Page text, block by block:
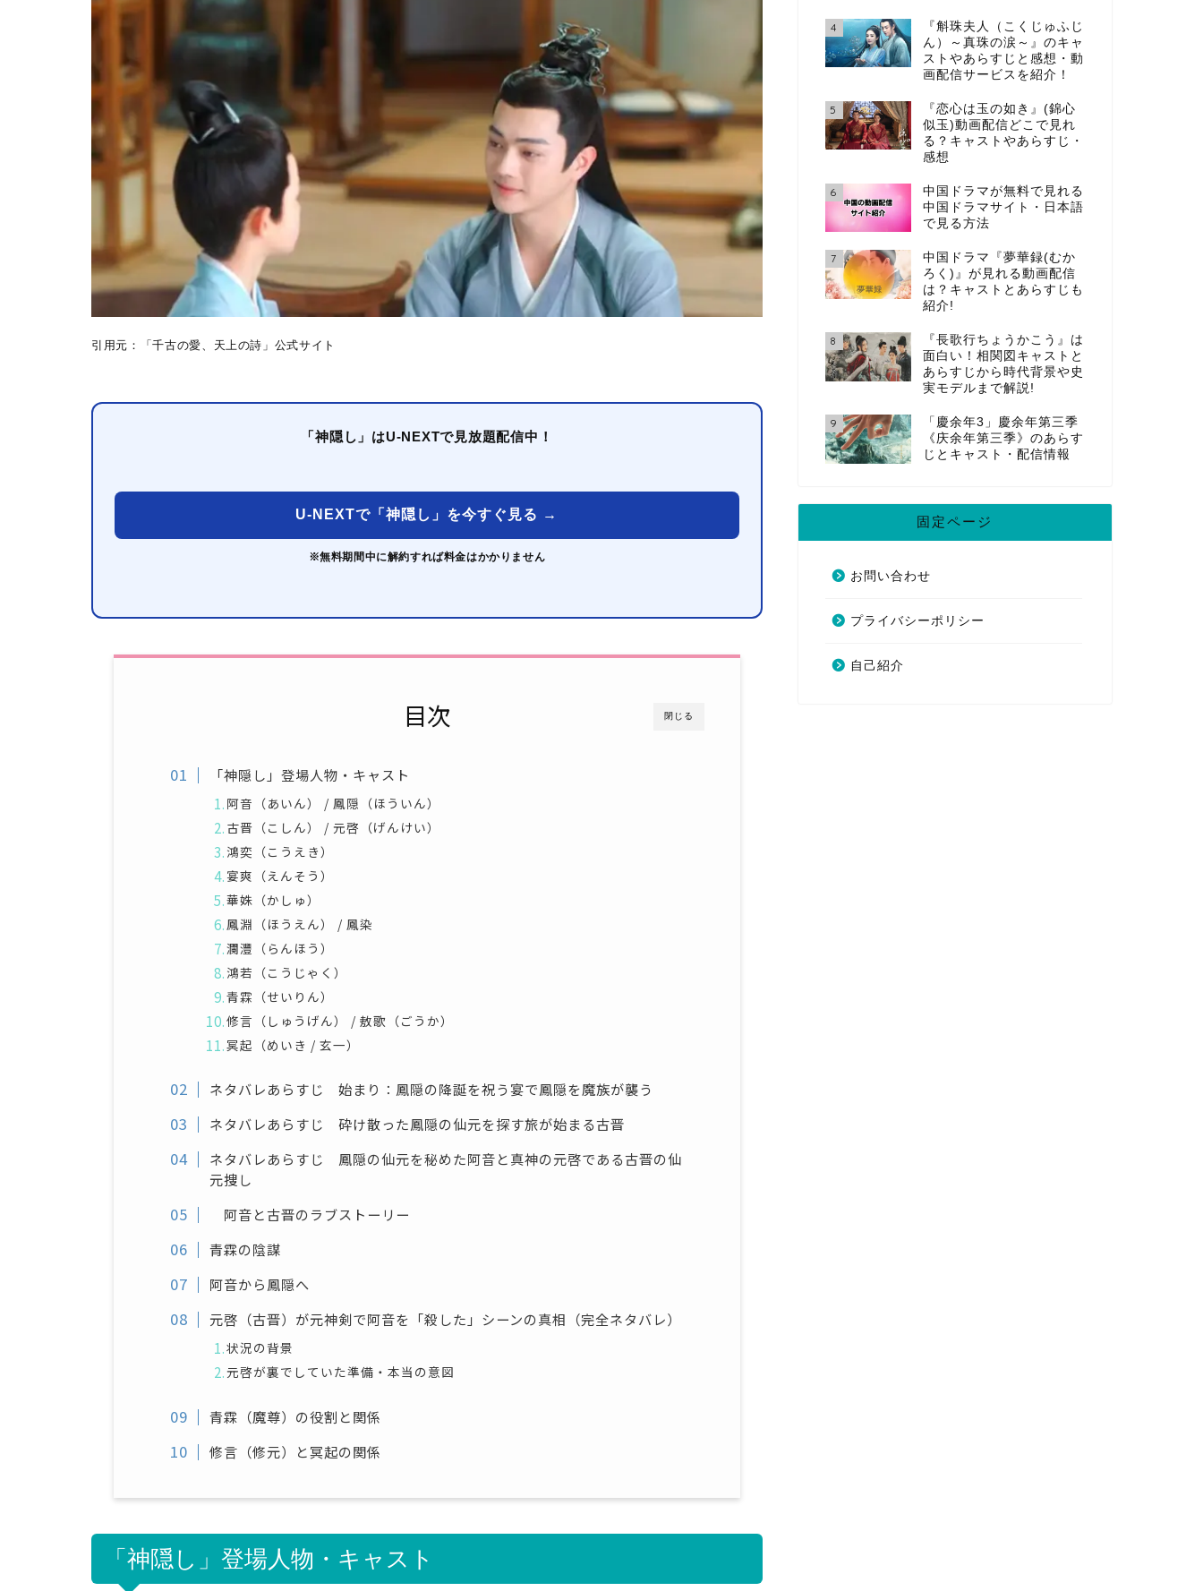
引用元：「千古の愛、天上の詩」公式サイト
「神隠し」はU-NEXTで見放題配信中！
U-NEXTで「神隠し」を今すぐ見る →
※無料期間中に解約すれば料金はかかりません
閉じる
目次
「神隠し」登場人物・キャスト
阿音（あいん） / 鳳隠（ほういん）
古晋（こしん） / 元啓（げんけい）
鴻奕（こうえき）
宴爽（えんそう）
華姝（かしゅ）
鳳淵（ほうえん） / 鳳染
瀾灃（らんほう）
鴻若（こうじゃく）
青霖（せいりん）
修言（しゅうげん） / 敖歌（ごうか）
冥起（めいき / 玄一）
ネタバレあらすじ 始まり：鳳隠の降誕を祝う宴で鳳隠を魔族が襲う
ネタバレあらすじ 砕け散った鳳隠の仙元を探す旅が始まる古晋
ネタバレあらすじ 鳳隠の仙元を秘めた阿音と真神の元啓である古晋の仙
元捜し
阿音と古晋のラブストーリー
青霖の陰謀
阿音から鳳隠へ
元啓（古晋）が元神剣で阿音を「殺した」シーンの真相（完全ネタバレ）
状況の背景
元啓が裏でしていた準備・本当の意図
青霖（魔尊）の役割と関係
修言（修元）と冥起の関係
「神隠し」登場人物・キャスト
4
『斛珠夫人（こくじゅふじ
ん）～真珠の涙～』のキャ
ストやあらすじと感想・動
画配信サービスを紹介！
5
『恋心は玉の如き』(錦心
似玉)動画配信どこで見れ
る？キャストやあらすじ・
感想
6
中国ドラマが無料で見れる
中国ドラマサイト・日本語
で見る方法
7
中国ドラマ『夢華録(むか
ろく)』が見れる動画配信
は？キャストとあらすじも
紹介!
8
『長歌行ちょうかこう』は
面白い！相関図キャストと
あらすじから時代背景や史
実モデルまで解説!
9
「慶余年3」慶余年第三季
《庆余年第三季》のあらす
じとキャスト・配信情報
固定ページ
お問い合わせ
プライバシーポリシー
自己紹介